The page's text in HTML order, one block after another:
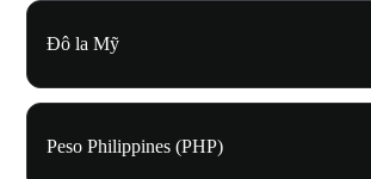
Đô la Mỹ
Peso Philippines (PHP)